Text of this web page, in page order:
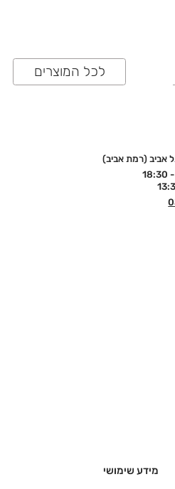
לכל המוצרים
מידע שימושי